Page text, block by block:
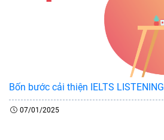
Bốn bước cải thiện IELTS LISTENING
07/01/2025